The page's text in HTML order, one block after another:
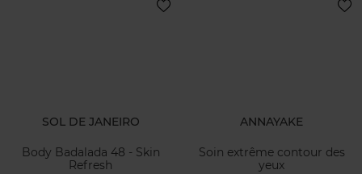
SOL DE JANEIRO
Body Badalada 48 - Skin
Refresh
ANNAYAKE
Soin extrême contour des
yeux